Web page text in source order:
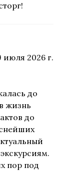
июля 2026 г.
до
жизнь
до
пор под